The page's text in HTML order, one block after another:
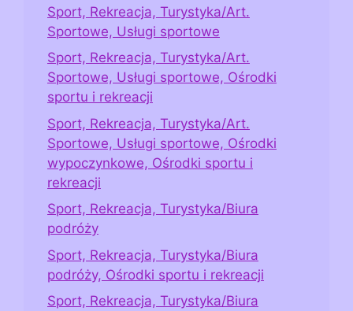
Sport, Rekreacja, Turystyka/Art.
Sportowe, Usługi sportowe
Sport, Rekreacja, Turystyka/Art.
Sportowe, Usługi sportowe, Ośrodki
sportu i rekreacji
Sport, Rekreacja, Turystyka/Art.
Sportowe, Usługi sportowe, Ośrodki
wypoczynkowe, Ośrodki sportu i
rekreacji
Sport, Rekreacja, Turystyka/Biura
podróży
Sport, Rekreacja, Turystyka/Biura
podróży, Ośrodki sportu i rekreacji
Sport, Rekreacja, Turystyka/Biura